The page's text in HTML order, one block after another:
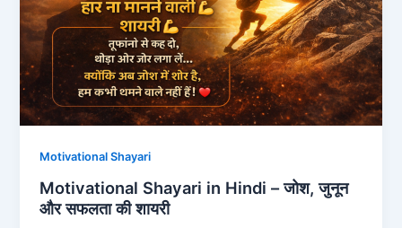
Motivational Shayari
Motivational Shayari in Hindi – जोश, जुनून
और सफलता की शायरी